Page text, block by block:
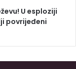
U esploziji
povrijeđeni